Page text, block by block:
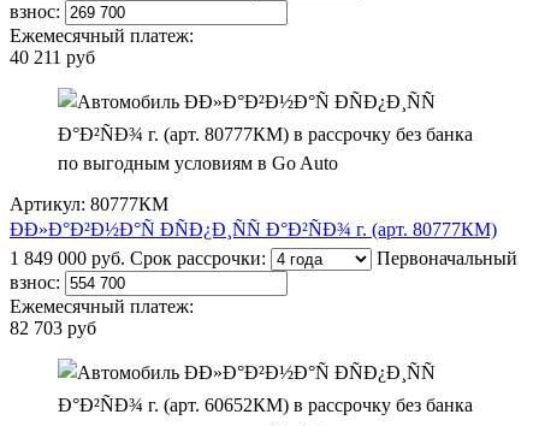
взнос:
Ежемесячный платеж:
40 211 руб
Артикул: 80777КМ
ÐÐ»Ð°Ð²Ð½Ð°Ñ ÐÑÐ¿Ð¸ÑÑ Ð°Ð²ÑÐ¾ г. (арт. 80777КМ)
1 849 000 руб. Срок рассрочки:
Первоначальный
взнос:
Ежемесячный платеж:
82 703 руб